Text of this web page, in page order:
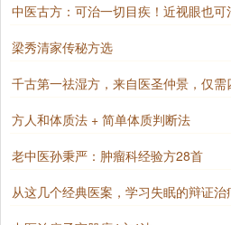
中医古方：可治一切目疾！近视眼也可
梁秀清家传秘方选
千古第一祛湿方，来自医圣仲景，仅需
方人和体质法 + 简单体质判断法
老中医孙秉严：肿瘤科经验方28首
从这几个经典医案，学习失眠的辩证治